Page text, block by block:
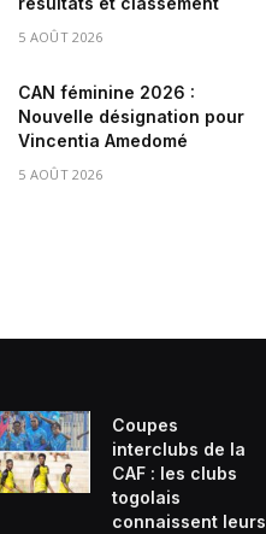
5 AOÛT 2026
CAN féminine 2026 :
Nouvelle désignation pour
Vincentia Amedomé
5 AOÛT 2026
Coupes
interclubs de la
CAF : les clubs
togolais
connaissent leurs